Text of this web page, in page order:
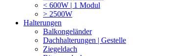
< 600W | 1 Modul
> 2500W
Halterungen
Balkongeländer
Dachhalterungen | Gestelle
Ziegeldach